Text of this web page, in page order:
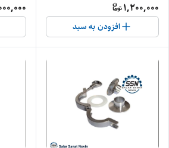
1,200,000
افزودن به سبد